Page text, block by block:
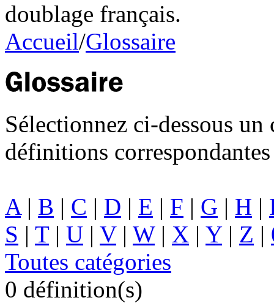
doublage français.
Accueil/Glossaire
Sélectionnez ci-dessous
définitions
A| B | C | D | E | F | G | H |
S | T| U | V| W| X | Y| Z |
Toutes catégories
0 définition(s)